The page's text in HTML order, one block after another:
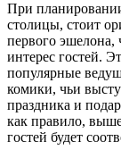
При
столицы, стоит
первого эшелона,
интерес гостей.
популярные
комики, чьи
праздника и
как правило,
гостей будет